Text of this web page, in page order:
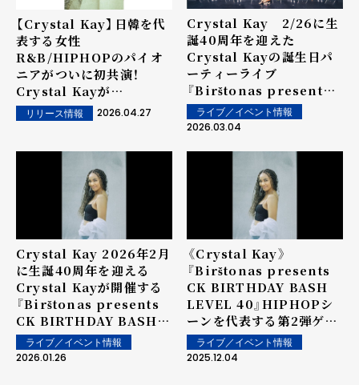
【Crystal Kay】日韓を代
表する女性
R&B/HIPHOPのパイオ
ニアがついに初共演！
Crystal Kayが
yoonmiraeを客演に迎
えた新曲「Only One
リリース情報 2026.04.27
Crystal Kay 2/26に生
誕40周年を迎えた
Crystal Kayの誕生日パ
ーティーライブ
『Birštonas presents
CK BIRTHDAY BASH
LEVEL 40』開催！＜オフ
ライブ／イベント情報
2026.03.04
Crystal Kay 2026年2月
に生誕40周年を迎える
Crystal Kayが開催する
『Birštonas presents
CK BIRTHDAY BASH
LEVEL 40』第3弾ゲスト
としてJO1から金城碧海の
ライブ／イベント情報
2026.01.26
《Crystal Kay》
『Birštonas presents
CK BIRTHDAY BASH
LEVEL 40』HIPHOPシ
ーンを代表する第2弾ゲス
トを発表！！
ライブ／イベント情報
2025.12.04